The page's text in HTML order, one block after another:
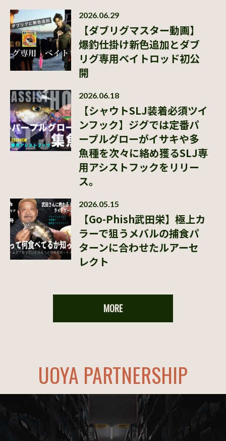
2026.06.29
【ダブリグマスター動画】
爆釣仕掛け新色追加とダブ
リグ専用ベイトロッド初公
開
2026.06.18
【シャウトSLJ装着必須ツイ
ンフック】ジグでは定番パ
ープルグローがイサキや多
魚種を次々に絡め獲るSLJ専
用アシストフックをリリー
ス。
2026.05.15
【Go-Phish武田栄】極上カ
ラーで狙うメバルの捕食パ
ターンに合わせたルアーセ
レクト
MORE
UOYA PARTNERSHIP